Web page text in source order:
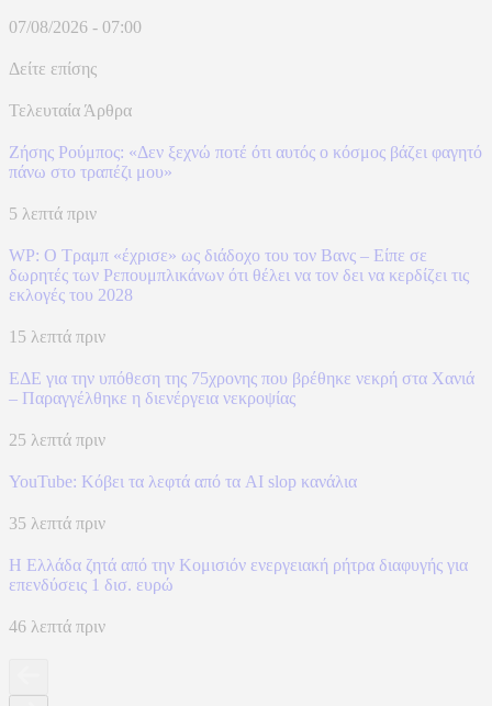
07/08/2026 - 07:00
Δείτε επίσης
Τελευταία Άρθρα
Ζήσης Ρούμπος: «Δεν ξεχνώ ποτέ ότι αυτός ο κόσμος βάζει φαγητό
πάνω στο τραπέζι μου»
5 λεπτά πριν
WP: Ο Τραμπ «έχρισε» ως διάδοχο του τον Βανς – Είπε σε
δωρητές των Ρεπουμπλικάνων ότι θέλει να τον δει να κερδίζει τις
εκλογές του 2028
15 λεπτά πριν
ΕΔΕ για την υπόθεση της 75χρονης που βρέθηκε νεκρή στα Χανιά
– Παραγγέλθηκε η διενέργεια νεκροψίας
25 λεπτά πριν
YouTube: Κόβει τα λεφτά από τα AI slop κανάλια
35 λεπτά πριν
Η Ελλάδα ζητά από την Κομισιόν ενεργειακή ρήτρα διαφυγής για
επενδύσεις 1 δισ. ευρώ
46 λεπτά πριν